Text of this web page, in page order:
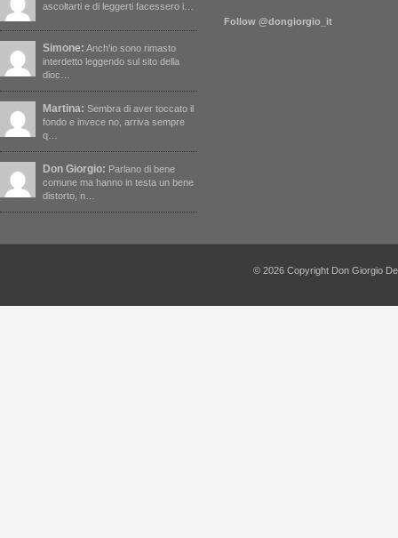
ascoltarti e di leggerti facessero i…
Simone: Anch'io sono rimasto
interdetto leggendo sul sito della
dioc…
Martina: Sembra di aver toccato il
fondo e invece no, arriva sempre
q…
Don Giorgio: Parlano di bene
comune ma hanno in testa un bene
distorto, n…
Follow @dongiorgio_it
© 2026 Copyright Don Giorgio